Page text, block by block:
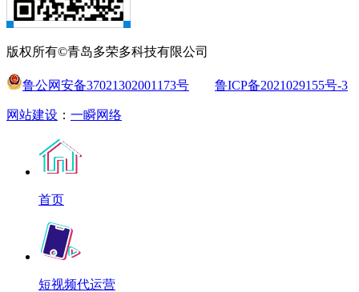
版权所有©青岛多荣多科技有限公司
鲁公网安备37021302001173号 鲁ICP备2021029155号-3
网站建设 ： 一瞬网络
首页
短视频代运营